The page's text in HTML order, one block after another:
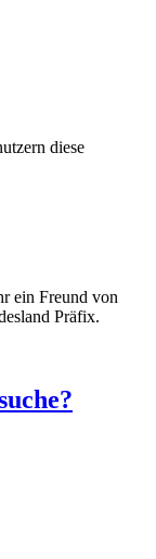
diese
ein Freund von
Präfix.